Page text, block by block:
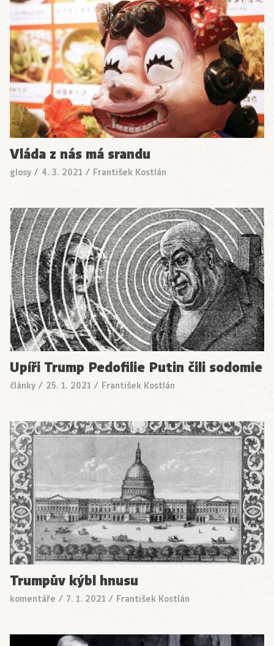
Vláda z nás má srandu
glosy / 4. 3. 2021 / František Kostlán
Upíři Trump Pedofilie Putin čili sodomie
články / 25. 1. 2021 / František Kostlán
Trumpův kýbl hnusu
komentáře / 7. 1. 2021 / František Kostlán